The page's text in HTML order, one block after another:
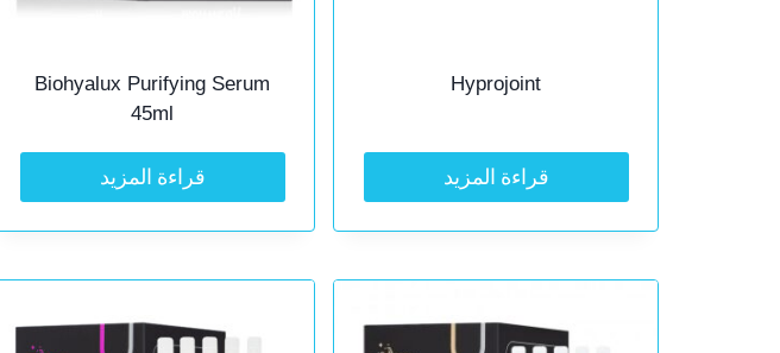
Hyprojoint
قراءة المزيد
Biohyalux Purifying Serum
45ml
قراءة المزيد